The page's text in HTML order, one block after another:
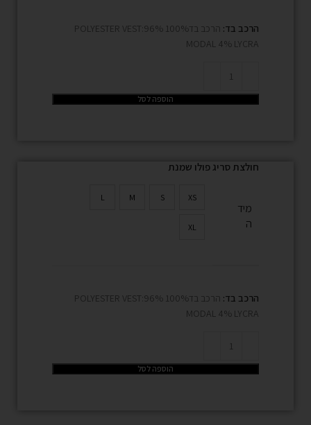
הרכב בד:
הרכב בד100% POLYESTER VEST:96%
MODAL 4% LYCRA
הוספה לסל
חולצת סריג פולו שמנת
מיד
ה
XS
S
M
L
XL
הרכב בד:
הרכב בד100% POLYESTER VEST:96%
MODAL 4% LYCRA
הוספה לסל